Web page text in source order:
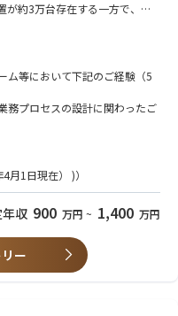
門、役割の整理
報告、復旧、事後レビューのプ
ン基準の整備
連携体制構築
式等の整備
善
位の整理
、エスカレーションのプロセス
せられる方
ではなく、それらが実際の業
しながら改善を続けられる方を
考慮できる方
なく、事業の目的、影響度、
を判断できる方を歓迎しま
方
決しようとせず、業務プロセ
ンを含めて総合的に対応できる
が約3万台存在する一方で、医
）は約6,000名しかおらず、
度にとどまっています。ま
医療格差があるのが実情で、今
ります。
年）の依頼に対応する日本最大
を正常に稼働させ続けること
に、医療をテクノロジーによ
の投資も積極的に行い、医療
して、業務部門、経営層、シ
ム等において下記のご経験（5
務プロセスの設計に関わったご
関わるプロジェクトを、主体
し込むためのIT知識に関する
革・DXプロジェクトのリード経
⽉1⽇現在） )）
収 900 万円 ~ 1,400 万円
ー